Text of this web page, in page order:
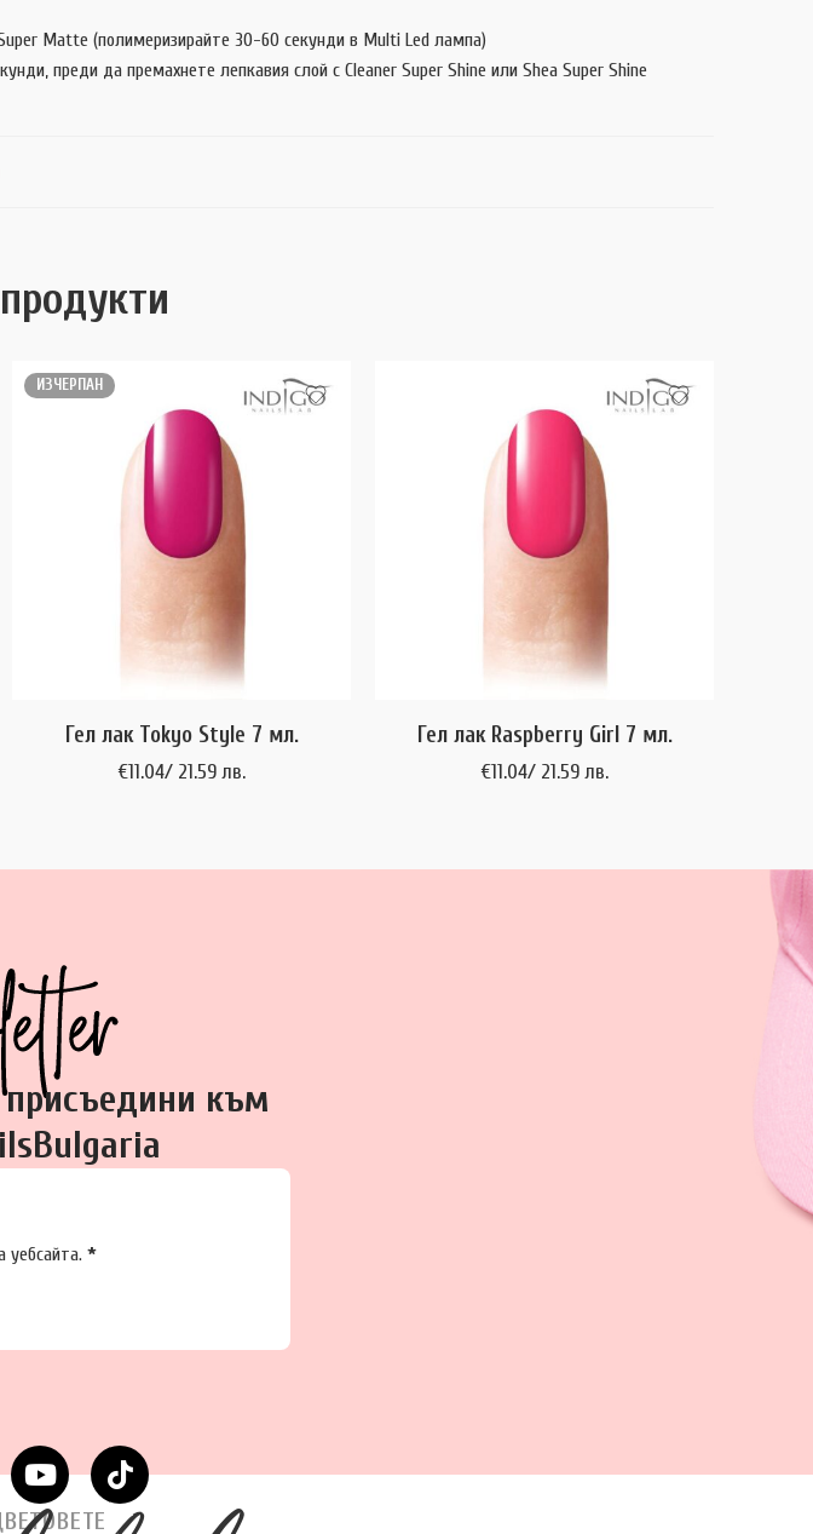
Matte (полимеризирайте 30-60 секунди в Multi Led лампа)
преди да премахнете лепкавия слой с Cleaner Super Shine или Shea Super Shine
ИЗЧЕРПАН
Гел лак Tokyo Style 7 мл.
€11.04/ 21.59 лв.
Гел лак Raspberry Girl 7 мл.
€11.04/ 21.59 лв.
към
уебсайта. *